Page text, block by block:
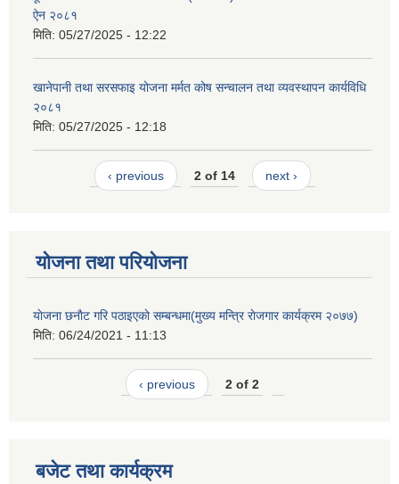
ऐन २०८१
मिति: 05/27/2025 - 12:22
खानेपानी तथा सरसफाइ योजना मर्मत कोष सन्चालन तथा व्यवस्थापन कार्यविधि
२०८१
मिति: 05/27/2025 - 12:18
‹ previous 2 of 14 next ›
योजना तथा परियोजना
याेजना छनाैट गरि पठाइएकाे सम्बन्धमा(मुख्य मन्त्रि राेजगार कार्यक्रम २०७७)
मिति: 06/24/2021 - 11:13
‹ previous 2 of 2
बजेट तथा कार्यक्रम